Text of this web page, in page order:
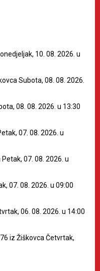
10. 08. 2026. u
Subota, 08. 08. 2026.
08. 08. 2026. u 13:30
07. 08. 2026. u
07. 08. 2026. u
07. 08. 2026. u 09:00
06. 08. 2026. u 14:00
iz Žiškovca Četvrtak,